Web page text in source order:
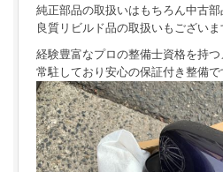
純正部品の取扱いはもちろん中古部
良質リビルド品の取扱いもございま
経験豊富なプロの整備士資格を持
常駐しており安心の保証付き整備で